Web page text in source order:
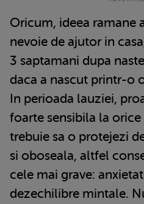
Oricum, ideea ramane
nevoie de ajutor in
3 saptamani dupa
daca a nascut printr-o
In perioada lauziei,
foarte sensibila la
trebuie sa o protejezi
si oboseala, altfel
cele mai grave:
dezechilibre mintale.